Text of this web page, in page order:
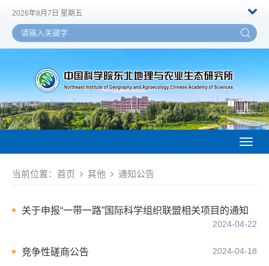
2026年8月7日 星期五
当前位置： 首页 其他 通知公告
关于申报“一带一路”国际科学组织联盟相关项目的通知
2024-04-22
竞争性磋商公告 2024-04-18